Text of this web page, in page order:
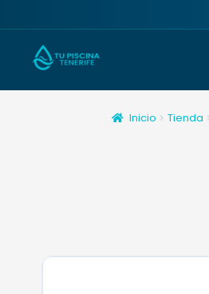
Inicio Tienda